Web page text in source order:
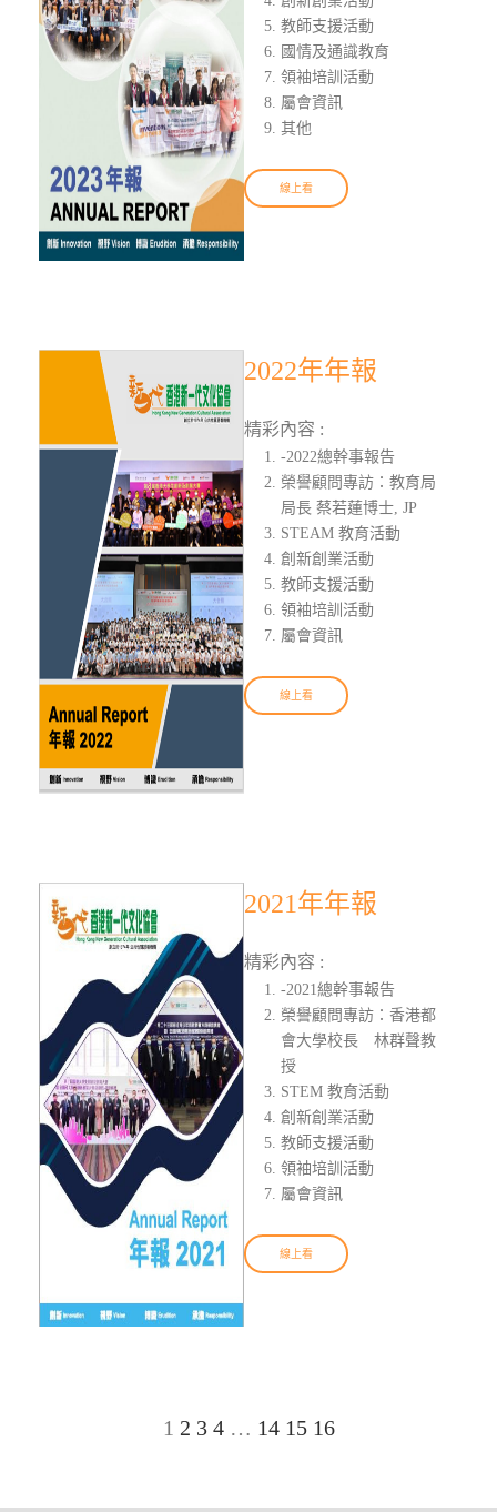
教師支援活動
國情及通識教育
領袖培訓活動
屬會資訊
其他
線上看
2022年年報
精彩內容 :
-2022總幹事報告
榮譽顧問專訪：教育局
局長 蔡若蓮博士, JP
STEAM 教育活動
創新創業活動
教師支援活動
領袖培訓活動
屬會資訊
線上看
2021年年報
精彩內容 :
-2021總幹事報告
榮譽顧問專訪：香港都
會大學校長 林群聲教
授
STEM 教育活動
創新創業活動
教師支援活動
領袖培訓活動
屬會資訊
線上看
1 2 3 4 … 14 15 16